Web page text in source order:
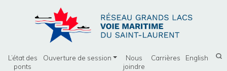
L’état des
ponts
Ouverture de session
Nous
joindre
Carrières English